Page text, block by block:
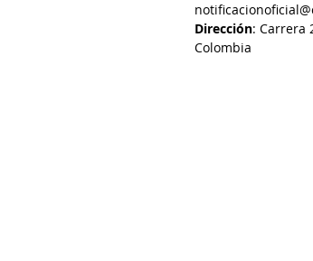
Dirección: Carrera
Colombia